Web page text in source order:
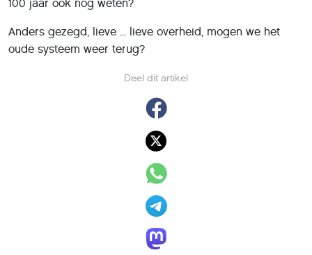
Deel dit artikel
100 jaar ook nog weten?
Anders gezegd, lieve ... lieve overheid, mogen we het
oude systeem weer terug?